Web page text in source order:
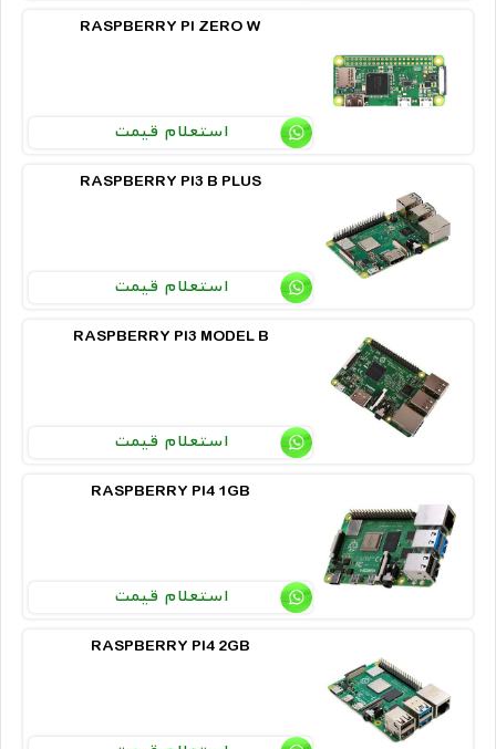
RASPBERRY PI ZERO W
استعلام قیمت
RASPBERRY PI3 B PLUS
استعلام قیمت
RASPBERRY PI3 MODEL B
استعلام قیمت
RASPBERRY PI4 1GB
استعلام قیمت
RASPBERRY PI4 2GB